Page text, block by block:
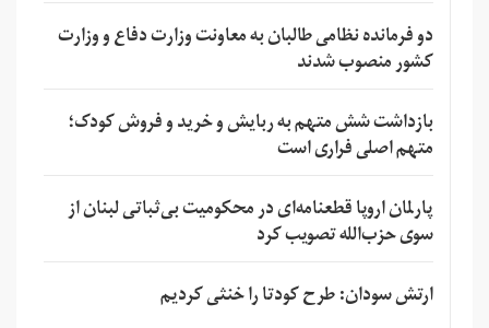
دو فرمانده نظامی طالبان به معاونت وزارت دفاع و وزارت
کشور منصوب شدند
بازداشت شش متهم به ربایش و خرید و فروش کودک؛
متهم اصلی فراری است
پارلمان اروپا قطعنامه‌ای در محکومیت بی‌ثباتی لبنان از
سوی حزب‌الله تصویب کرد
ارتش سودان: طرح کودتا را خنثی کردیم